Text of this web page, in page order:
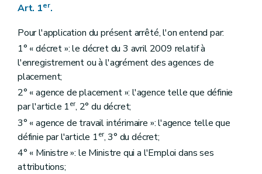
Art. 1er.
Pour l'application du présent arrêté, l'on entend par:
1° « décret »: le décret du 3 avril 2009 relatif à
l'enregistrement ou à l'agrément des agences de
placement;
2° « agence de placement »: l'agence telle que définie
par l'article 1er, 2° du décret;
3° « agence de travail intérimaire »: l'agence telle que
définie par l'article 1er, 3° du décret;
4° « Ministre »: le Ministre qui a l'Emploi dans ses
attributions;